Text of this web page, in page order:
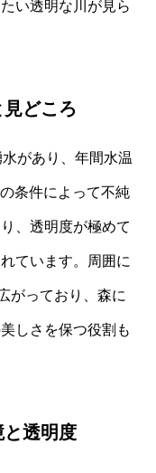
い透明な川が見ら
どころ
があり、年間水温
条件によって不純
、透明度が極めて
ています。周囲に
がっており、森に
しさを保つ役割も
透明度